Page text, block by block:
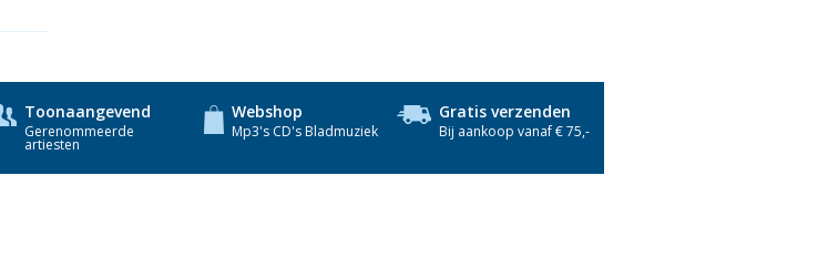
Toonaangevend
Gerenommeerde
artiesten
Webshop
Mp3's CD's Bladmuziek
Gratis verzenden
Bij aankoop vanaf € 75,-